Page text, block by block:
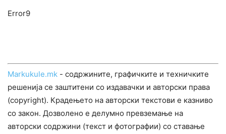
Error9
Markukule.mk - содржините, графичките и техничките
решенија се заштитени со издавачки и авторски права
(copyright). Крадењето на авторски текстови е казниво
со закон. Дозволено е делумно превземање на
авторски содржини (текст и фотографии) со ставање